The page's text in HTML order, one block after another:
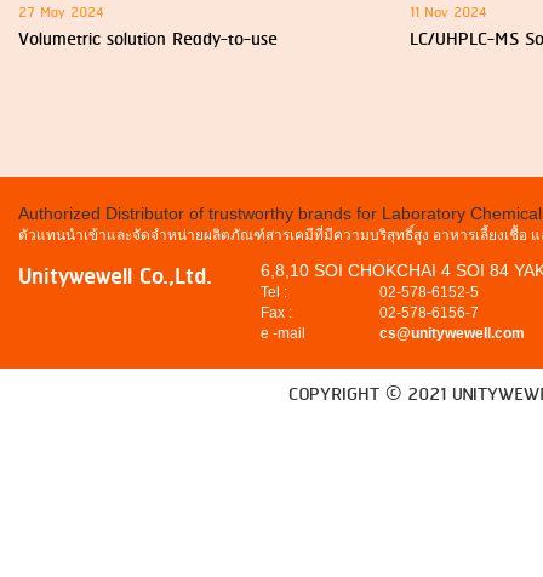
27 May 2024
Volumetric solution Ready-to-use
11 Nov 2024
LC/UHPLC-MS
Authorized Distributor of trustworthy brands for Laboratory
ตัวแทนนำเข้าและจัดจำหน่ายผลิตภัณฑ์สารเคมีที่มีความบริสุทธิ์สูง อาหารเลี้ยงเชื้อ
Unitywewell Co.,Ltd. 6,8,10 SOI CHOKCHAI 4 SOI 84
Tel :
02-578-6152-5
Fax :
02-578-6156-7
e -mail
cs@unitywewell.com
COPYRIGHT © 2021